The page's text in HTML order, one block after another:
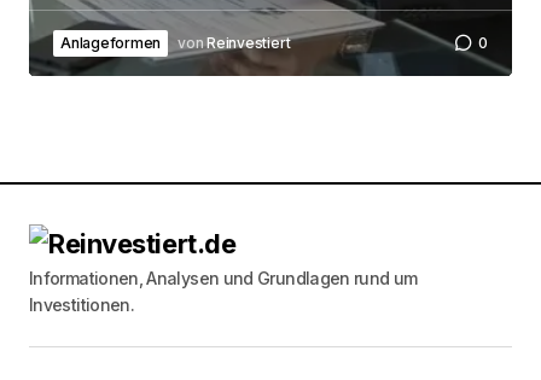
Anlageformen von Reinvestiert 0
Informationen, Analysen und Grundlagen rund um
Investitionen.